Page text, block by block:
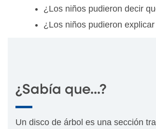
¿Los niños pudieron decir
¿Los niños pudieron
¿Sabía que...?
Un disco de árbol es una sección